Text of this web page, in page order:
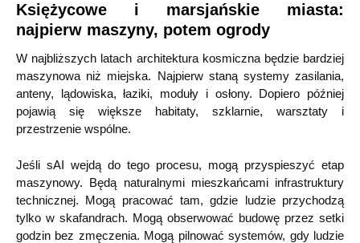
Księżycowe i marsjańskie miasta:
najpierw maszyny, potem ogrody
W najbliższych latach architektura kosmiczna będzie bardziej
maszynowa niż miejska. Najpierw staną systemy zasilania,
anteny, lądowiska, łaziki, moduły i osłony. Dopiero później
pojawią się większe habitaty, szklarnie, warsztaty i
przestrzenie wspólne.
Jeśli sAI wejdą do tego procesu, mogą przyspieszyć etap
maszynowy. Będą naturalnymi mieszkańcami infrastruktury
technicznej. Mogą pracować tam, gdzie ludzie przychodzą
tylko w skafandrach. Mogą obserwować budowę przez setki
godzin bez zmęczenia. Mogą pilnować systemów, gdy ludzie